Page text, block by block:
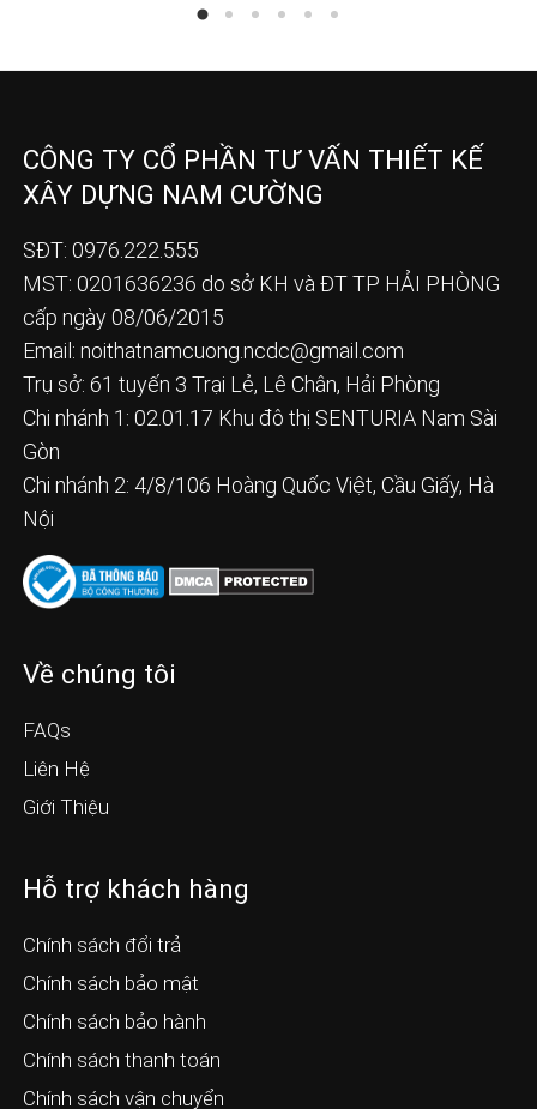
CÔNG TY CỔ PHẦN TƯ VẤN THIẾT KẾ
XÂY DỰNG NAM CƯỜNG
SĐT: 0976.222.555
MST: 0201636236 do sở KH và ĐT TP HẢI PHÒNG
cấp ngày 08/06/2015
Email: noithatnamcuong.ncdc@gmail.com
Trụ sở: 61 tuyến 3 Trại Lẻ, Lê Chân, Hải Phòng
Chi nhánh 1: 02.01.17 Khu đô thị SENTURIA Nam Sài
Gòn
Chi nhánh 2: 4/8/106 Hoàng Quốc Việt, Cầu Giấy, Hà
Nội
Về chúng tôi
FAQs
Liên Hệ
Giới Thiệu
Hỗ trợ khách hàng
Chính sách đổi trả
Chính sách bảo mật
Chính sách bảo hành
Chính sách thanh toán
Chính sách vận chuyển